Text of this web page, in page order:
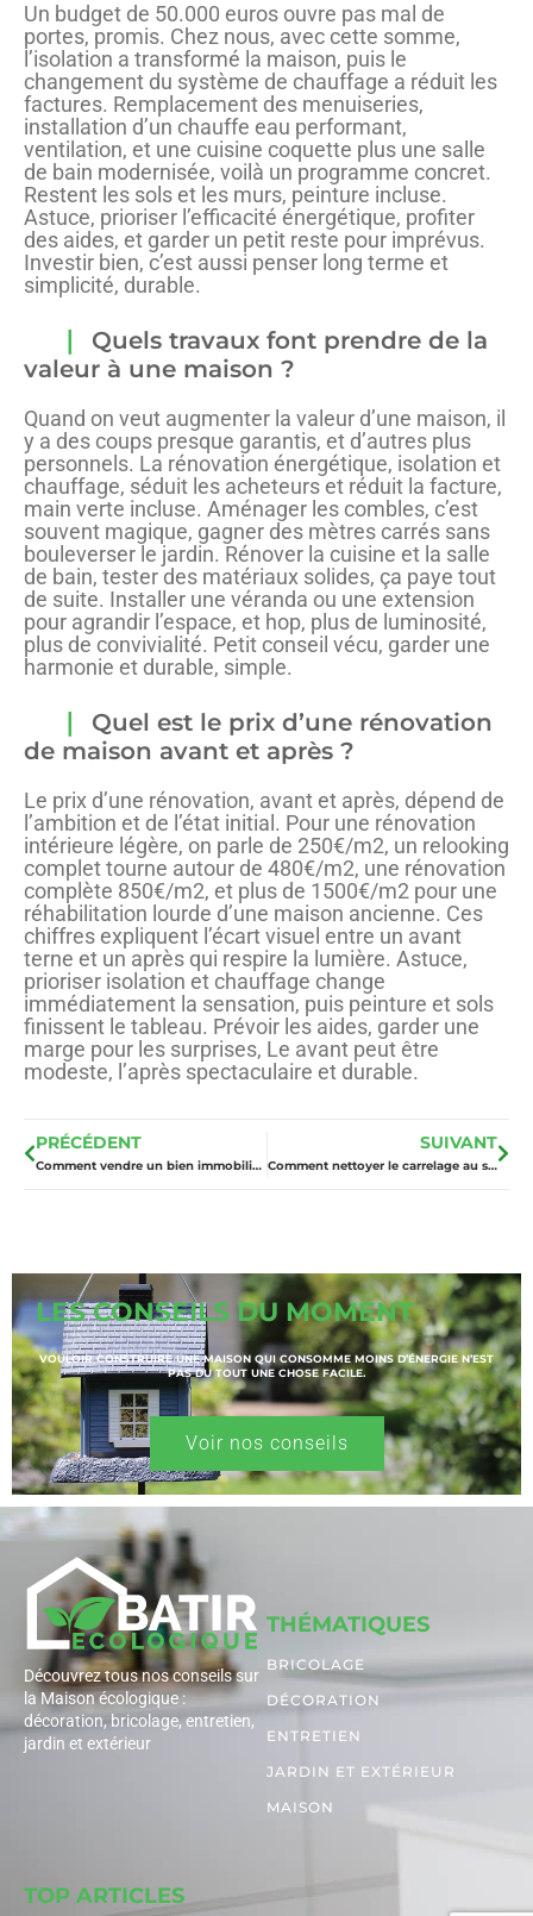
Un budget de 50.000 euros ouvre pas mal de
portes, promis. Chez nous, avec cette somme,
l’isolation a transformé la maison, puis le
changement du système de chauffage a réduit les
factures. Remplacement des menuiseries,
installation d’un chauffe eau performant,
ventilation, et une cuisine coquette plus une salle
de bain modernisée, voilà un programme concret.
Restent les sols et les murs, peinture incluse.
Astuce, prioriser l’efficacité énergétique, profiter
des aides, et garder un petit reste pour imprévus.
Investir bien, c’est aussi penser long terme et
simplicité, durable.
Quels travaux font prendre de la
valeur à une maison ?
Quand on veut augmenter la valeur d’une maison, il
y a des coups presque garantis, et d’autres plus
personnels. La rénovation énergétique, isolation et
chauffage, séduit les acheteurs et réduit la facture,
main verte incluse. Aménager les combles, c’est
souvent magique, gagner des mètres carrés sans
bouleverser le jardin. Rénover la cuisine et la salle
de bain, tester des matériaux solides, ça paye tout
de suite. Installer une véranda ou une extension
pour agrandir l’espace, et hop, plus de luminosité,
plus de convivialité. Petit conseil vécu, garder une
harmonie et durable, simple.
Quel est le prix d’une rénovation
de maison avant et après ?
Le prix d’une rénovation, avant et après, dépend de
l’ambition et de l’état initial. Pour une rénovation
intérieure légère, on parle de 250€/m2, un relooking
complet tourne autour de 480€/m2, une rénovation
complète 850€/m2, et plus de 1500€/m2 pour une
réhabilitation lourde d’une maison ancienne. Ces
chiffres expliquent l’écart visuel entre un avant
terne et un après qui respire la lumière. Astuce,
prioriser isolation et chauffage change
immédiatement la sensation, puis peinture et sols
finissent le tableau. Prévoir les aides, garder une
marge pour les surprises, Le avant peut être
modeste, l’après spectaculaire et durable.
PRÉCÉDENT
Comment vendre un bien immobilier luxe rapidement ?
SUIVANT
Comment nettoyer le carrelage au sol : La méthode sans traces
LES CONSEILS DU MOMENT
VOULOIR CONSTRUIRE UNE MAISON QUI CONSOMME MOINS D’ÉNERGIE N’EST
PAS DU TOUT UNE CHOSE FACILE.
Voir nos conseils
Découvrez tous nos conseils sur
la Maison écologique :
décoration, bricolage, entretien,
jardin et extérieur
THÉMATIQUES
BRICOLAGE
DÉCORATION
ENTRETIEN
JARDIN ET EXTÉRIEUR
MAISON
TOP ARTICLES